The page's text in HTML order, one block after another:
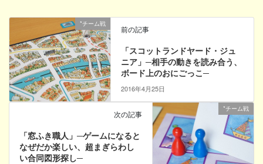
*チーム戦
前の記事
「スコットランドヤード・ジュ
ニア」─相手の動きを読み合う、
ボード上のおにごっこ─
2016年4月25日
*チーム戦
次の記事
「窓ふき職人」─ゲームになると
なぜだか楽しい、超まぎらわし
い合同図形探し─